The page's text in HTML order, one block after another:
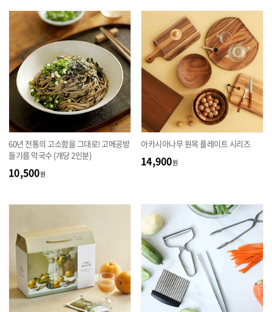
60년 전통의 고소함을 그대로! 고메공방
들기름 막국수 (개당 2인분)
10,500원
아카시아나무 원목 플레이트 시리즈
14,900원